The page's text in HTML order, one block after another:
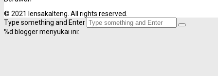
© 2021 lensakalteng. All rights reserved.
Type something and Enter
%d blogger menyukai ini: